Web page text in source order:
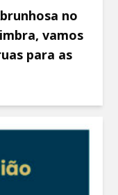
no
vamos
para as